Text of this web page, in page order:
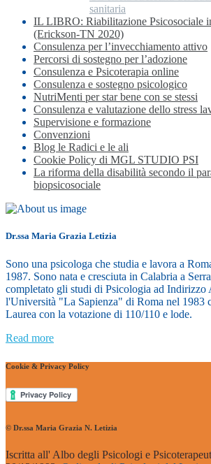
sanitaria
IL LIBRO: Riabilitazione Psicosociale
(Erickson-TN 2020)
Consulenza per l’invecchiamento attivo
Percorsi di sostegno per l’adozione
Consulenza e Psicoterapia online
Consulenza e sostegno psicologico
NutriMenti per star bene con se stessi
Consulenza e valutazione dello stress
Supervisione e formazione
Convenzioni
Blog le Radici e le ali
Cookie Policy di MGL STUDIO PSI
La riforma della disabilità secondo il
biopsicosociale
Dr.ssa Maria Grazia Letizia
Sono una psicologa che studia e lavora a
1987. Sono nata e cresciuta in Calabria a
completato gli studi di Psicologia ad Indirizzo
l'Università "La Sapienza" di Roma nel 1983
Laurea con la votazione di 110/110 e lode.
Read more
Cookie & Privacy Policy
© Dr.ssa Maria Grazia N. Letizia
Iscritta all' Albo degli Psicologi e